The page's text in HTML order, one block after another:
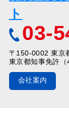
ト
03-
〒150-0002 東京
東京都知事免許
会社案内